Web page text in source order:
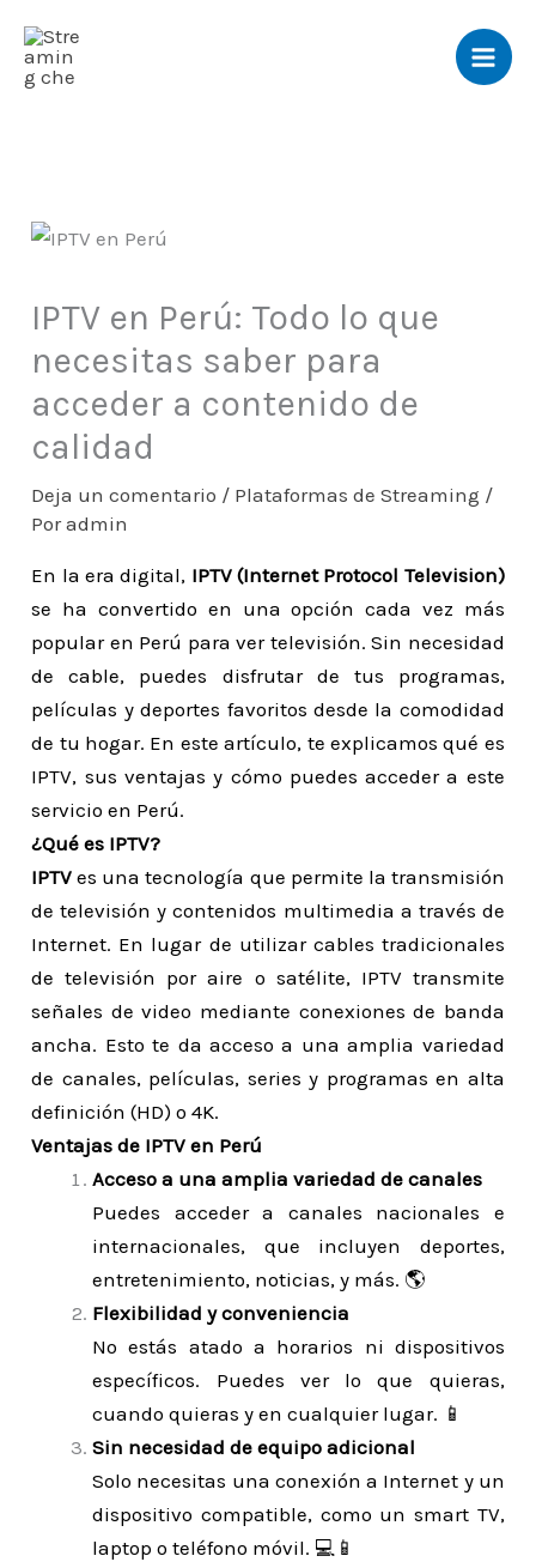
contenido
IPTV en Perú: Todo lo que
necesitas saber para
acceder a contenido de
calidad
Deja un comentario / Plataformas de Streaming /
Poradmin
En la era digital, IPTV (Internet Protocol Television)
se ha convertido en una opción cada vez más
popular en Perú para ver televisión. Sin necesidad
de cable, puedes disfrutar de tus programas,
películas y deportes favoritos desde la comodidad
de tu hogar. En este artículo, te explicamos qué es
IPTV, sus ventajas y cómo puedes acceder a este
servicio en Perú.
¿Qué es IPTV?
IPTV es una tecnología que permite la transmisión
de televisión y contenidos multimedia a través de
Internet. En lugar de utilizar cables tradicionales
de televisión por aire o satélite, IPTV transmite
señales de video mediante conexiones de banda
ancha. Esto te da acceso a una amplia variedad
de canales, películas, series y programas en alta
definición (HD) o 4K.
Ventajas de IPTV en Perú
Acceso a una amplia variedad de canales
Puedes acceder a canales nacionales e
internacionales, que incluyen deportes,
entretenimiento, noticias, y más. 🌎
Flexibilidad y conveniencia
No estás atado a horarios ni dispositivos
específicos. Puedes ver lo que quieras,
cuando quieras y en cualquier lugar. 📱
Sin necesidad de equipo adicional
Solo necesitas una conexión a Internet y un
dispositivo compatible, como un smart TV,
laptop o teléfono móvil. 💻📱